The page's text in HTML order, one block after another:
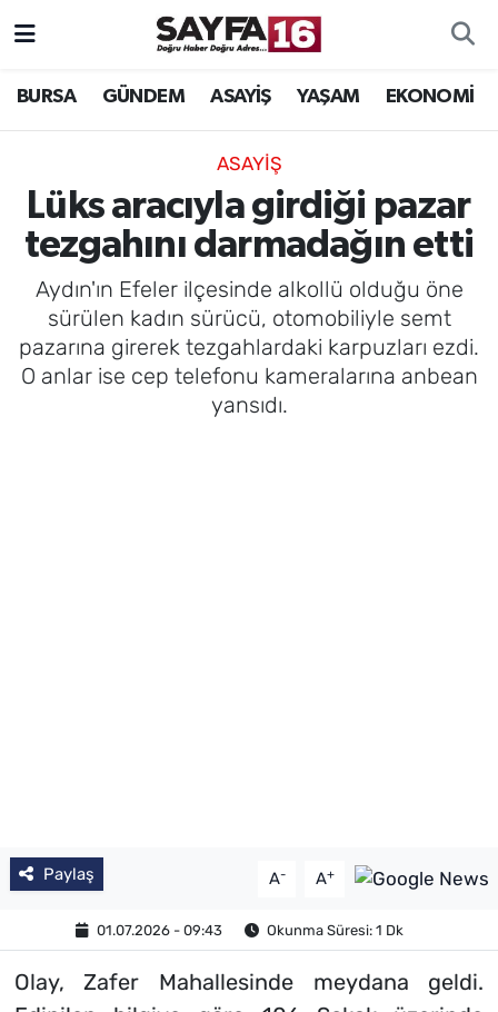
BURSA GÜNDEM ASAYİŞ YAŞAM EKONOMİ
ASAYİŞ
Lüks aracıyla girdiği pazar
tezgahını darmadağın etti
Aydın'ın Efeler ilçesinde alkollü olduğu öne
sürülen kadın sürücü, otomobiliyle semt
pazarına girerek tezgahlardaki karpuzları ezdi.
O anlar ise cep telefonu kameralarına anbean
yansıdı.
Paylaş A- A+
01.07.2026 - 09:43 Okunma Süresi: 1 Dk
Olay, Zafer Mahallesinde meydana geldi.
ÖZEL HABER
MAGAZİN
BİLİM
DÜNYA
TEKNOLOJİ
Hava Durumu
TFF 2.Lig Beyaz Grup Puan Durumu ve Fikstür
Tüm Manşetler
Son Dakika Haberleri
Haber Arşivi